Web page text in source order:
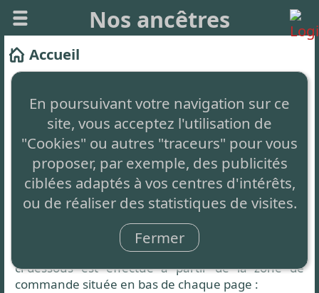
Nos ancêtres
En poursuivant votre navigation sur ce
site, vous acceptez l'utilisation de
"Cookies" ou autres "traceurs" pour vous
proposer, par exemple, des publicités
ciblées adaptés à vos centres d'intérêts,
ou de réaliser des statistiques de visites.
Fermer
Accueil
Ce site vous permet de créer facilement votre
arbre généalogique et de le partager.
totalement gratuit, sans aucune restriction,
simplement auto-financé par de la publicité non
intrusive en bas de page.
Le concept innovant: C'est 1 seul arbre partagé
par tous et à compléter par chacun.
Zone de commande
L'accès aux différentes fonctionnalités présentées
ci-dessous est effectué à partir de la zone de
commande située en bas de chaque page :